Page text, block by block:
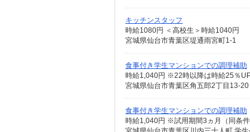
キッチンスタッフ
時給1080円 ＜高校生＞時給1040円
宮城県仙台市青葉区堤通雨宮町1-1
食事付き学生マンションでの調理補助
時給1,040円 ※22時以降は時給25％
宮城県仙台市青葉区角五郎2丁目
食事付き学生マンションでの調理補助
時給1,040円 ※試用期間3ヵ月（同条